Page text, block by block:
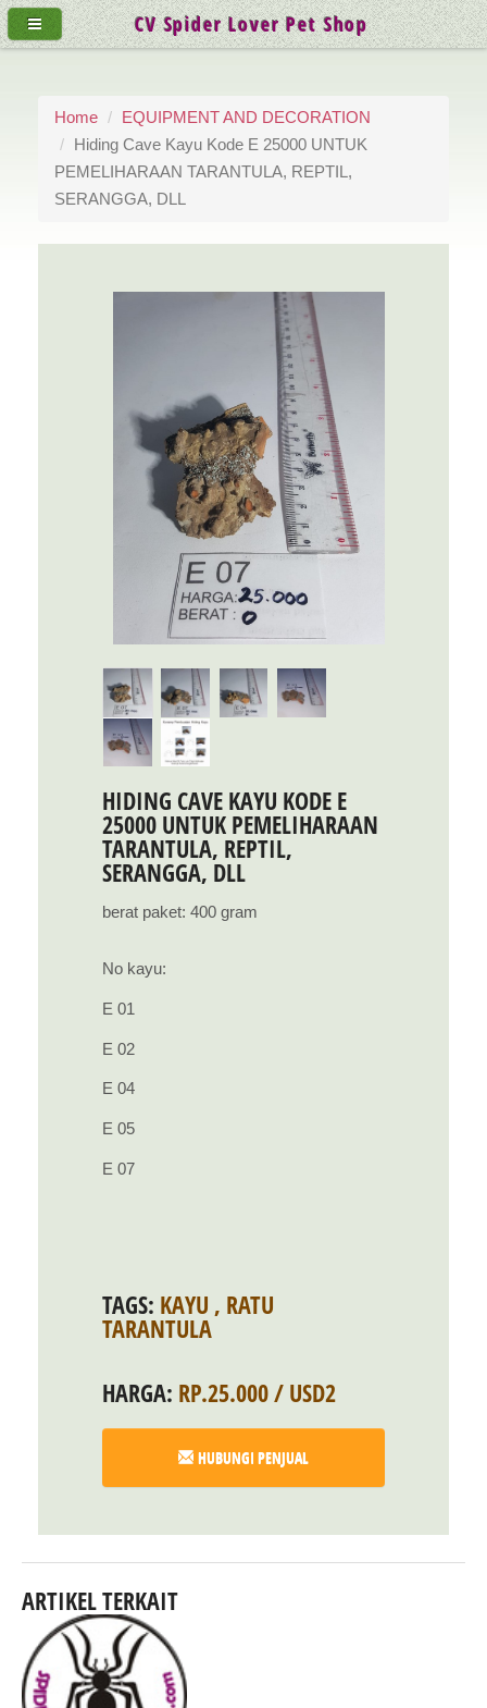
Home
EQUIPMENT AND DECORATION
Hiding Cave Kayu Kode E 25000 UNTUK
PEMELIHARAAN TARANTULA, REPTIL,
SERANGGA, DLL
HIDING CAVE KAYU KODE E
25000 UNTUK PEMELIHARAAN
TARANTULA, REPTIL,
SERANGGA, DLL
berat paket: 400 gram
No kayu:
E 01
E 02
E 04
E 05
E 07
TAGS: KAYU , RATU
TARANTULA
HARGA: RP.25.000 / USD2
HUBUNGI PENJUAL
ARTIKEL TERKAIT
CV Spider Lover Pet Shop